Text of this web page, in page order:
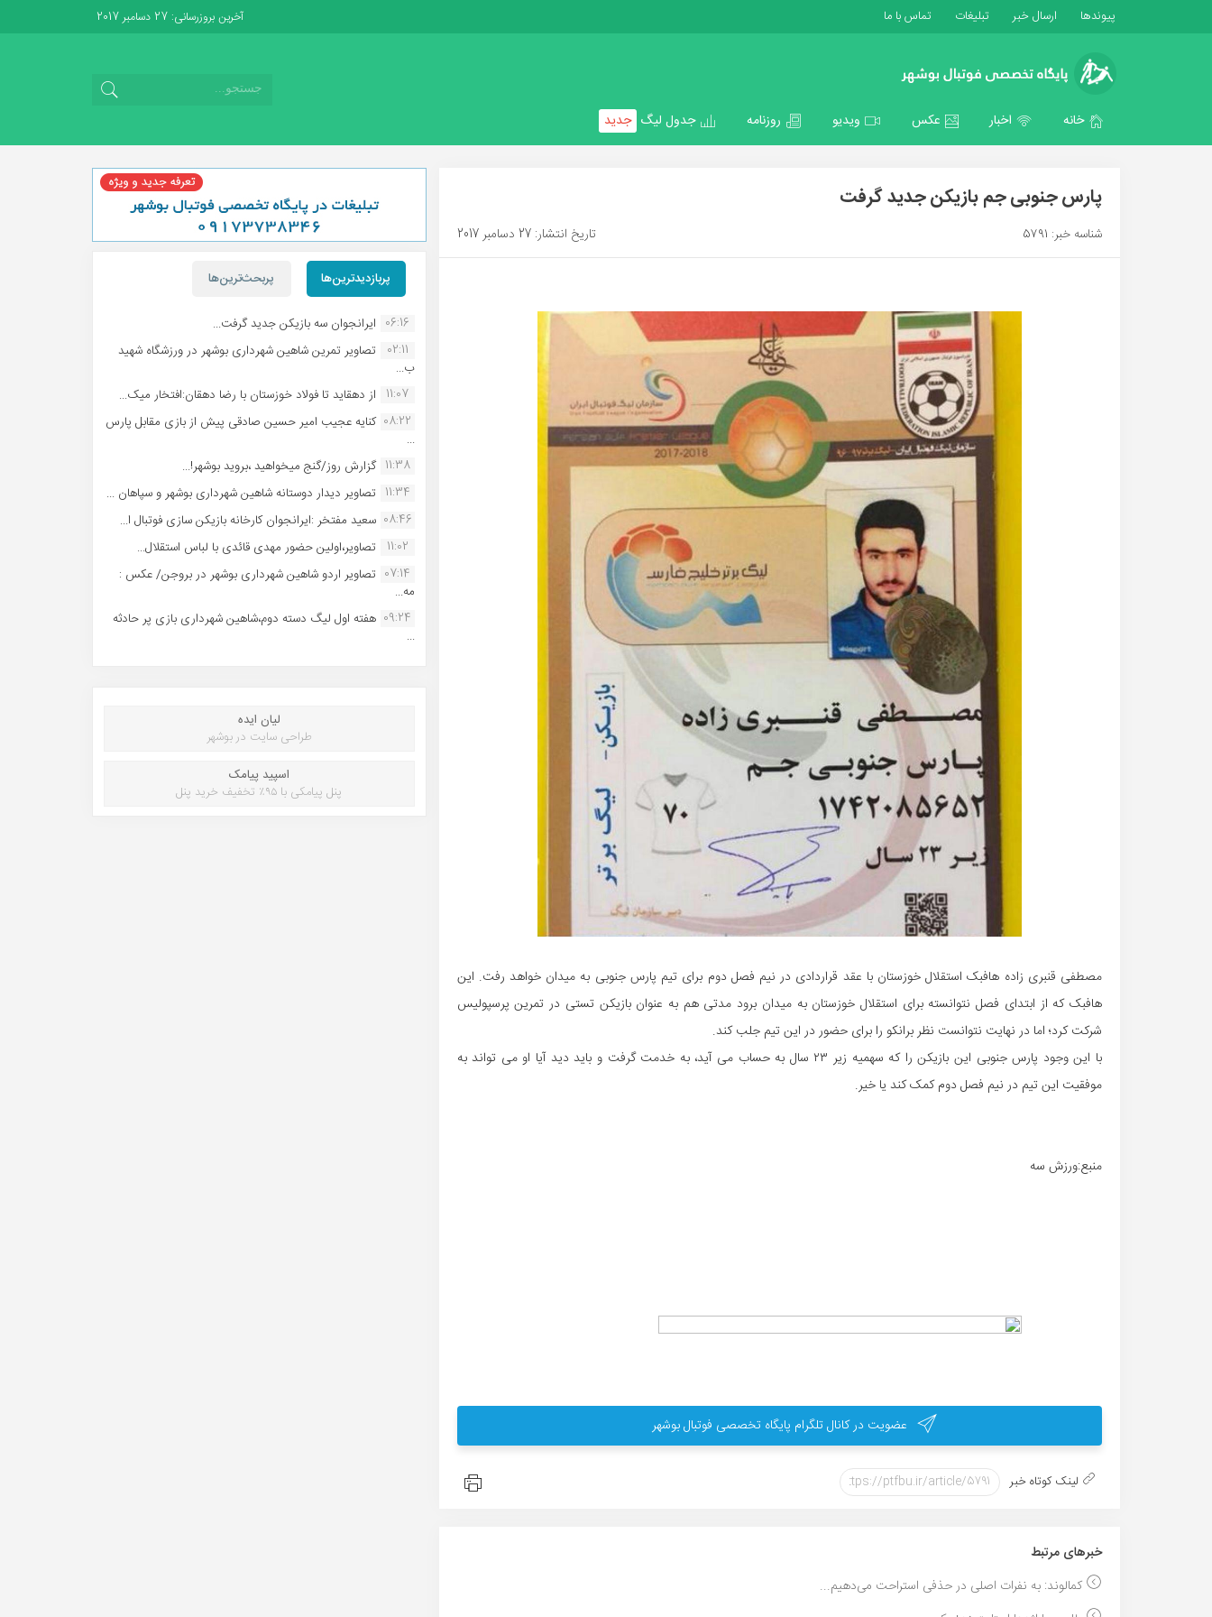
پیوندها ارسال خبر تبلیغات تماس با ما آخرین بروزرسانی: 27 دسامبر 2017
خانه اخبار عکس ویدیو روزنامه جدول لیگ جدید
پارس جنوبی جم بازیکن جدید گرفت
شناسه خبر: 5791 تاریخ انتشار: 27 دسامبر 2017
مصطفی قنبری زاده هافبک استقلال خوزستان با عقد قراردادی در نیم فصل دوم برای تیم پارس جنوبی به میدان خواهد رفت. این
هافبک که از ابتدای فصل نتوانسته برای استقلال خوزستان به میدان برود مدتی هم به عنوان بازیکن تستی در تمرین پرسپولیس
شرکت کرد؛ اما در نهایت نتوانست نظر برانکو را برای حضور در این تیم جلب کند.
با این وجود پارس جنوبی این بازیکن را که سهمیه زیر ۲۳ سال به حساب می آید، به خدمت گرفت و باید دید آیا او می تواند به
موفقیت این تیم در نیم فصل دوم کمک کند یا خیر.
منبع:ورزش سه
عضویت در کانال تلگرام پایگاه تخصصی فوتبال بوشهر
لینک کوتاه خبر
خبر‌های مرتبط
کمالوند: به نفرات اصلی در حذفی استراحت می‌دهیم...
پربازدیدترین‌ها پربحث‌ترین‌ها
06:16 ایرانجوان سه بازیکن جدید گرفت...
02:11
تصاویر تمرین شاهین شهردارى بوشهر در ورزشگاه شهید
ب...
11:07 از دهقاید تا فولاد خوزستان با رضا دهقان:افتخار میک...
08:22 کنایه عجیب امیر حسین صادقی پیش از بازی مقابل پارس
...
11:38 گزارش روز/گنج میخواهید ،بروید بوشهر!...
11:34 تصاویر دیدار دوستانه شاهین شهردارى بوشهر و سپاهان ...
08:46 سعید مفتخر :ایرانجوان کارخانه بازیکن سازی فوتبال ا...
11:02
تصاویر،اولین حضور مهدی قائدی با لباس استقلال...
07:14 تصاویر اردو شاهین شهرداری بوشهر در بروجن/ عکس :
مه...
09:24 هفته اول لیگ دسته دوم،شاهین شهرداری بازی پر حادثه
...
لیان ایده
طراحی سایت در بوشهر
اسپید پیامک
پنل پیامکی با ۹۵٪ تخفیف خرید پنل